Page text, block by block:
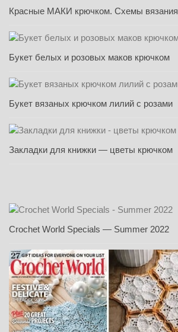
Красные МАКИ крючком. Схемы вязания
Букет белых и розовых маков крючком
Букет вязаных крючком лилий с розами
Закладки для книжки — цветы крючком
Crochet World Specials — Summer 2022